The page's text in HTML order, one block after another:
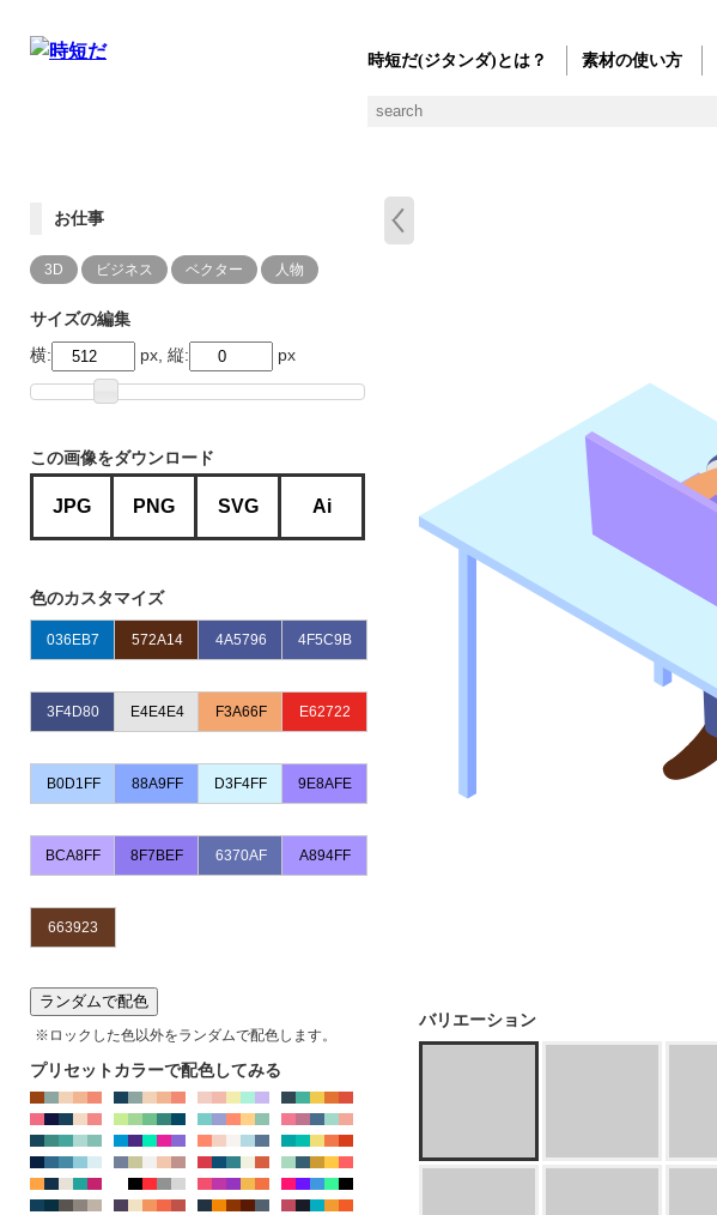
時短だ(ジタンダ)とは？ 素材の使い方
お仕事
3D ビジネス ベクター 人物
サイズの編集
横:
px, 縦: px
この画像をダウンロード
JPG PNG SVG Ai
色のカスタマイズ
ランダムで配色
※ロックした色以外をランダムで配色します。
プリセットカラーで配色してみる
バリエーション